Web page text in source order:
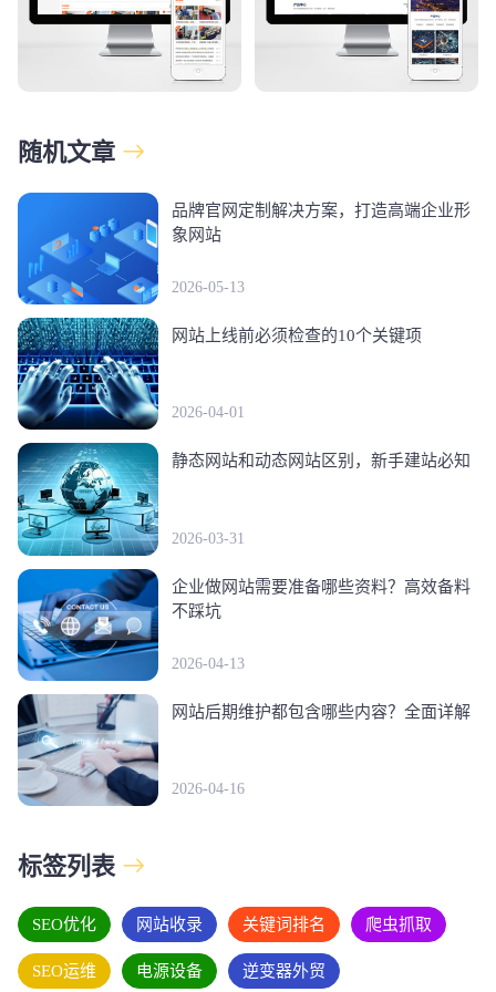
随机文章
品牌官网定制解决方案，打造高端企业形
象网站
2026-05-13
网站上线前必须检查的10个关键项
2026-04-01
静态网站和动态网站区别，新手建站必知
2026-03-31
企业做网站需要准备哪些资料？高效备料
不踩坑
2026-04-13
网站后期维护都包含哪些内容？全面详解
2026-04-16
标签列表
SEO优化 网站收录 关键词排名 爬虫抓取
SEO运维 电源设备 逆变器外贸